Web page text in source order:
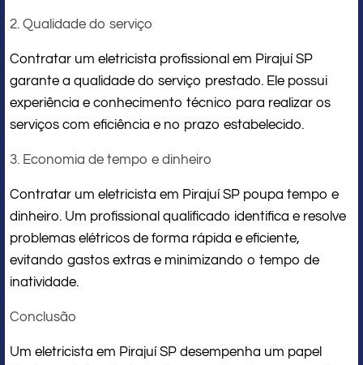
2. Qualidade do serviço
Contratar um eletricista profissional em Pirajuí SP
garante a qualidade do serviço prestado. Ele possui
experiência e conhecimento técnico para realizar os
serviços com eficiência e no prazo estabelecido.
3. Economia de tempo e dinheiro
Contratar um eletricista em Pirajuí SP poupa tempo e
dinheiro. Um profissional qualificado identifica e resolve
problemas elétricos de forma rápida e eficiente,
evitando gastos extras e minimizando o tempo de
inatividade.
Conclusão
Um eletricista em Pirajuí SP desempenha um papel